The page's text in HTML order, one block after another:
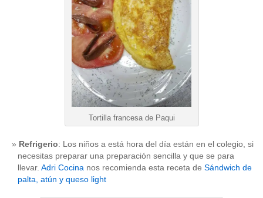
Tortilla francesa de Paqui
Refrigerio: Los niños a está hora del día están en el colegio, si
necesitas preparar una preparación sencilla y que se para
llevar. Adri Cocina nos recomienda esta receta de Sándwich de
palta, atún y queso light